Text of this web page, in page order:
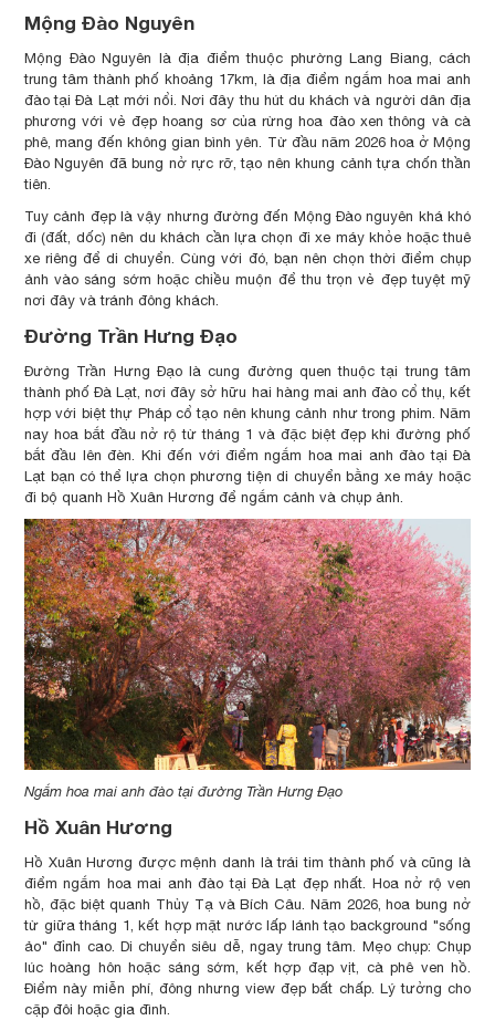
Mộng Đào Nguyên
Mộng Đào Nguyên là địa điểm thuộc phường Lang Biang, cách
trung tâm thành phố khoảng 17km, là địa điểm ngắm hoa mai anh
đào tại Đà Lạt mới nổi. Nơi đây thu hút du khách và người dân địa
phương với vẻ đẹp hoang sơ của rừng hoa đào xen thông và cà
phê, mang đến không gian bình yên. Từ đầu năm 2026 hoa ở Mộng
Đào Nguyên đã bung nở rực rỡ, tạo nên khung cảnh tựa chốn thần
tiên.
Tuy cảnh đẹp là vậy nhưng đường đến Mộng Đào nguyên khá khó
đi (đất, dốc) nên du khách cần lựa chọn đi xe máy khỏe hoặc thuê
xe riêng để di chuyển. Cùng với đó, bạn nên chọn thời điểm chụp
ảnh vào sáng sớm hoặc chiều muộn để thu trọn vẻ đẹp tuyệt mỹ
nơi đây và tránh đông khách.
Đường Trần Hưng Đạo
Đường Trần Hưng Đạo là cung đường quen thuộc tại trung tâm
thành phố Đà Lạt, nơi đây sở hữu hai hàng mai anh đào cổ thụ, kết
hợp với biệt thự Pháp cổ tạo nên khung cảnh như trong phim. Năm
nay hoa bắt đầu nở rộ từ tháng 1 và đặc biệt đẹp khi đường phố
bắt đầu lên đèn. Khi đến với điểm ngắm hoa mai anh đào tại Đà
Lạt bạn có thể lựa chọn phương tiện di chuyển bằng xe máy hoặc
đi bộ quanh Hồ Xuân Hương để ngắm cảnh và chụp ảnh.
Ngắm hoa mai anh đào tại đường Trần Hưng Đạo
Hồ Xuân Hương
Hồ Xuân Hương được mệnh danh là trái tim thành phố và cũng là
điểm ngắm hoa mai anh đào tại Đà Lạt đẹp nhất. Hoa nở rộ ven
hồ, đặc biệt quanh Thủy Tạ và Bích Câu. Năm 2026, hoa bung nở
từ giữa tháng 1, kết hợp mặt nước lấp lánh tạo background "sống
ảo" đỉnh cao. Di chuyển siêu dễ, ngay trung tâm. Mẹo chụp: Chụp
lúc hoàng hôn hoặc sáng sớm, kết hợp đạp vịt, cà phê ven hồ.
Điểm này miễn phí, đông nhưng view đẹp bất chấp. Lý tưởng cho
cặp đôi hoặc gia đình.